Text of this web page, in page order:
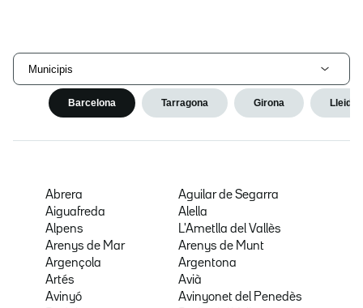
Municipis
Barcelona Tarragona Girona Lleida
Abrera
Aguilar de Segarra
Aiguafreda
Alella
Alpens
L'Ametlla del Vallès
Arenys de Mar
Arenys de Munt
Argençola
Argentona
Artés
Avià
Avinyó
Avinyonet del Penedès